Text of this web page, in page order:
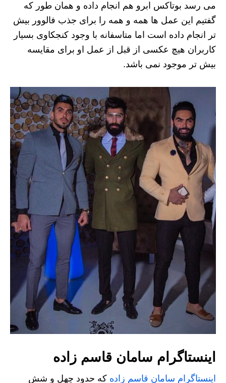
می رسد بوتاکس ابرو هم انجام داده و همان طور که
گفتیم این عمل ها همه و همه را برای جذب فالوور بیش
تر انجام داده است اما متاسفانه با وجود کنجکاوی بسیار
کاربران هیچ عکسی از قبل از عمل او برای مقایسه
بیش تر موجود نمی باشد.
اینستاگرام سامان قاسم زاده
اینستاگرام سامان قاسم زاده که حدود چهل و شش